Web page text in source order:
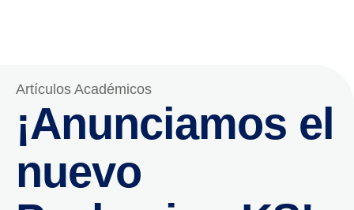
Artículos Académicos
¡Anunciamos el
nuevo